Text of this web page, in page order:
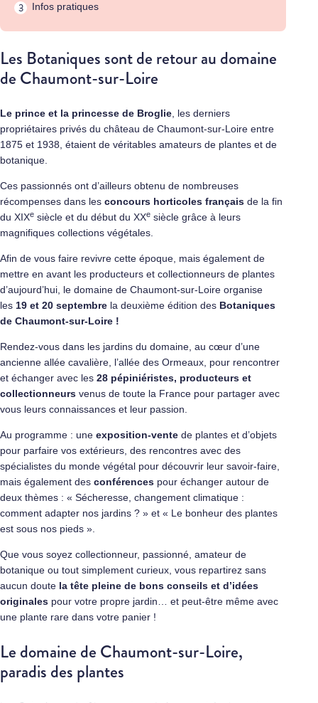
Infos pratiques
Les Botaniques sont de retour au domaine
de Chaumont-sur-Loire
Le prince et la princesse de Broglie , les derniers
propriétaires privés du château de Chaumont-sur-Loire entre
1875 et 1938, étaient de véritables amateurs de plantes et de
botanique.
Ces passionnés ont d’ailleurs obtenu de nombreuses
récompenses dans les concours horticoles français de la fin
du XIXe siècle et du début du XXe siècle grâce à leurs
magnifiques collections végétales.
Afin de vous faire revivre cette époque, mais également de
mettre en avant les producteurs et collectionneurs de plantes
d’aujourd’hui, le domaine de Chaumont-sur-Loire organise
les 19 et 20 septembre la deuxième édition des Botaniques
de Chaumont-sur-Loire !
Rendez-vous dans les jardins du domaine, au cœur d’une
ancienne allée cavalière, l’allée des Ormeaux, pour rencontrer
et échanger avec les 28 pépiniéristes, producteurs et
collectionneurs venus de toute la France pour partager avec
vous leurs connaissances et leur passion.
Au programme : une exposition-vente de plantes et d’objets
pour parfaire vos extérieurs, des rencontres avec des
spécialistes du monde végétal pour découvrir leur savoir-faire,
mais également des conférences pour échanger autour de
deux thèmes : « Sécheresse, changement climatique :
comment adapter nos jardins ? » et « Le bonheur des plantes
est sous nos pieds ».
Que vous soyez collectionneur, passionné, amateur de
botanique ou tout simplement curieux, vous repartirez sans
aucun doute la tête pleine de bons conseils et d’idées
originales pour votre propre jardin… et peut-être même avec
une plante rare dans votre panier !
Le domaine de Chaumont-sur-Loire,
paradis des plantes